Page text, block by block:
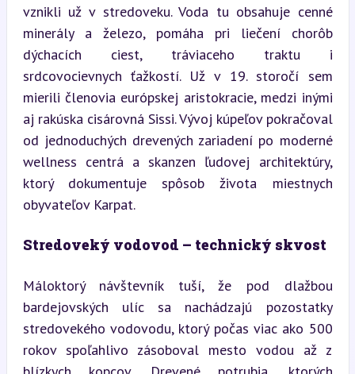
vznikli už v stredoveku. Voda tu obsahuje cenné
minerály a železo, pomáha pri liečení chorôb
dýchacích ciest, tráviaceho traktu i
srdcovocievnych ťažkostí. Už v 19. storočí sem
mierili členovia európskej aristokracie, medzi inými
aj rakúska cisárovná Sissi. Vývoj kúpeľov pokračoval
od jednoduchých drevených zariadení po moderné
wellness centrá a skanzen ľudovej architektúry,
ktorý dokumentuje spôsob života miestnych
obyvateľov Karpat.
Stredoveký vodovod – technický skvost
Máloktorý návštevník tuší, že pod dlažbou
bardejovských ulíc sa nachádzajú pozostatky
stredovekého vodovodu, ktorý počas viac ako 500
rokov spoľahlivo zásoboval mesto vodou až z